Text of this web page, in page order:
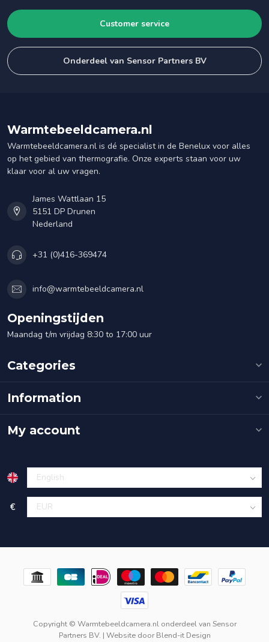
Customer service
Onderdeel van Sensor Partners BV
Warmtebeeldcamera.nl
Warmtebeeldcamera.nl is dé specialist in de Benelux voor alles
op het gebied van thermografie. Onze experts staan voor uw
klaar voor al uw vragen.
James Wattlaan 15
5151 DP Drunen
Nederland
+31 (0)416-369474
info@warmtebeeldcamera.nl
Openingstijden
Maandag t/m vrijdag 8:30 to 17:00 uur
Categories
Information
My account
€
Copyright © Warmtebeeldcamera.nl onderdeel van Sensor
Partners BV. | Website doorBlend-it Design